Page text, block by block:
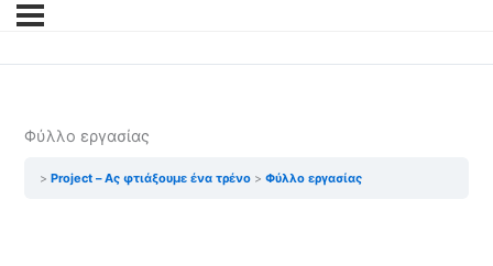
Φύλλο εργασίας
Project – Ας φτιάξουμε ένα τρένο Φύλλο εργασίας